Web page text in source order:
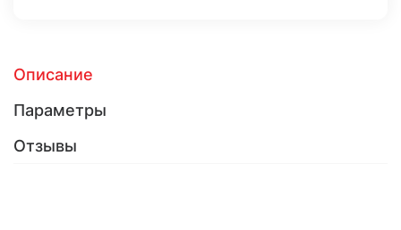
Описание
Параметры
Отзывы